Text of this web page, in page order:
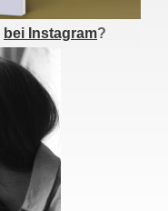
bei Instagram?